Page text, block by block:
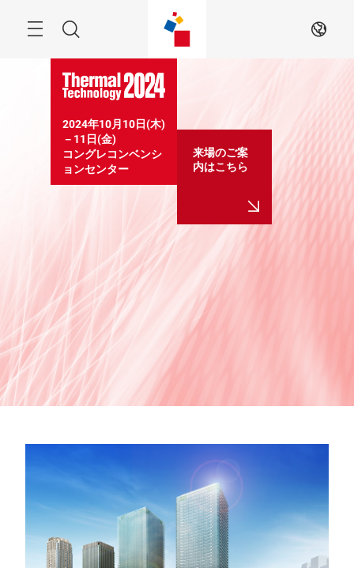
Search JA
2024年10月10日(木)
－11日(金)
コングレコンベンシ
ョンセンター
来場のご案
内はこちら